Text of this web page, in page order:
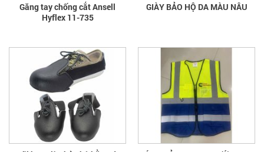
Găng tay chống cắt Ansell
Hyflex 11-735
GIÀY BẢO HỘ DA MÀU NÂU